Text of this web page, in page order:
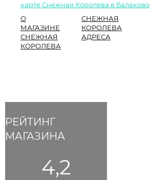
РЕЙТИНГ
МАГАЗИНА
4,2
карте Снежная Королева в Балаково
О
МАГАЗИНЕ
СНЕЖНАЯ
КОРОЛЕВА
СНЕЖНАЯ
КОРОЛЕВА
АДРЕСА